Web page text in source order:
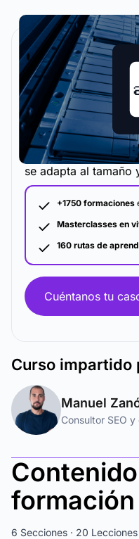
La metodología y
se adapta al tamaño
+1750 formaciones
Masterclasses en
160 rutas de
Cuéntanos tu
Curso impartido
Manuel
Consultor SEO
formación
6 Secciones · 20